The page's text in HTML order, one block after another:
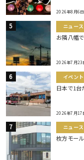
2026年8月6日
ニュース
お隣八幡
2026年7月23
イベント
日本で1台
2026年7月17
ニュース
枚方モー